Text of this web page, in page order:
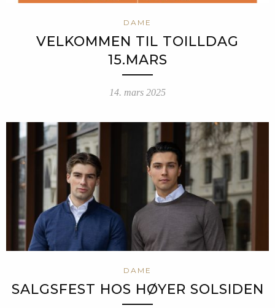
DAME
VELKOMMEN TIL TOILLDAG
15.MARS
14. mars 2025
DAME
SALGSFEST HOS HØYER SOLSIDEN